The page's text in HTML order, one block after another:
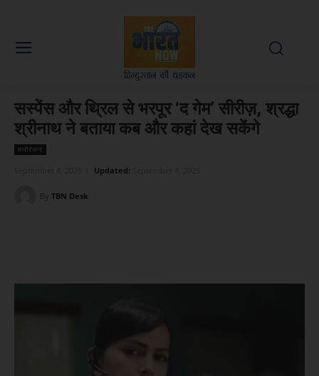
सस्पेंस और थ्रिल से भरपूर ‘द गेम’ सीरीज़, श्रद्धा
श्रीनाथ ने बताया कब और कहां देख सकेंगे
मनोरंजन
Updated:
By TBN Desk